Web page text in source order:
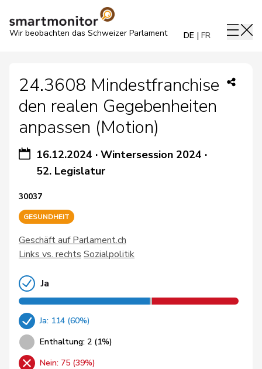
Wir beobachten das Schweizer Parlament DE FR
24.3608 Mindestfranchise
den realen Gegebenheiten
anpassen (Motion)
16.12.2024 ·Wintersession 2024 ·
52. Legislatur
30037
GESUNDHEIT
Geschäft auf Parlament.ch
Links vs. rechts Sozialpolitik
Ja
Ja: 114 (60%)
Enthaltung: 2 (1%)
Nein: 75 (39%)